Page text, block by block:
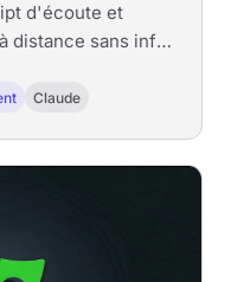
d'écoute et
distance sans infra
Claude